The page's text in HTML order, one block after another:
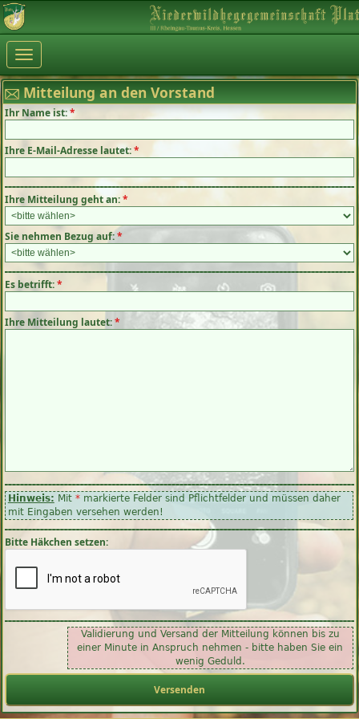
Toggle
navigation
Mitteilung an den Vorstand
Ihr Name ist:*
Ihre E-Mail-Adresse lautet:*
Ihre Mitteilung geht an:*
Sie nehmen Bezug auf:*
Es betrifft:*
Ihre Mitteilung lautet:*
Hinweis: Mit *markierte Felder sind Pflichtfelder und müssen daher
mit Eingaben versehen werden!
Bitte Häkchen setzen:
Validierung und Versand der Mitteilung können bis zu
einer Minute in Anspruch nehmen - bitte haben Sie ein
wenig Geduld.